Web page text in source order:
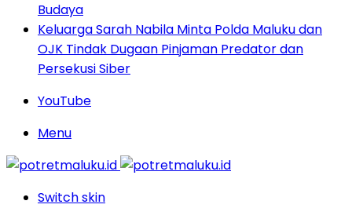
Budaya
Keluarga Sarah Nabila Minta Polda Maluku dan
OJK Tindak Dugaan Pinjaman Predator dan
Persekusi Siber
YouTube
Menu
Switch skin